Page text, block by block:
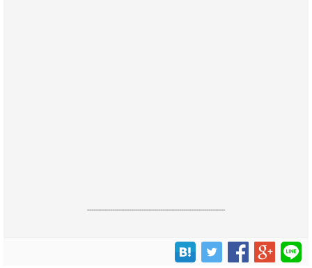
------------------------------------------------------------------